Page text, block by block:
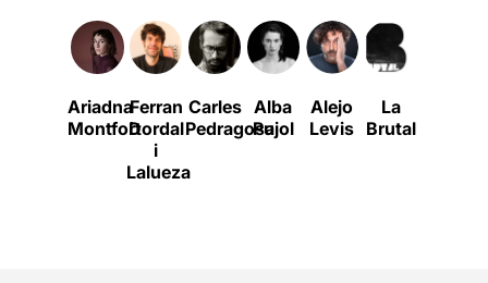
Ariadna
Montfort
Ferran
Dordal
i
Lalueza
Carles
Pedragosa
Alba
Pujol
Alejo
Levis
La
Brutal